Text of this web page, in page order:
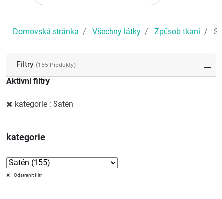
Domovská stránka Všechny látky Způsob tkaní
Filtry (155 Produkty)
Aktivní filtry
kategorie : Satén
kategorie
Odstranit filtr